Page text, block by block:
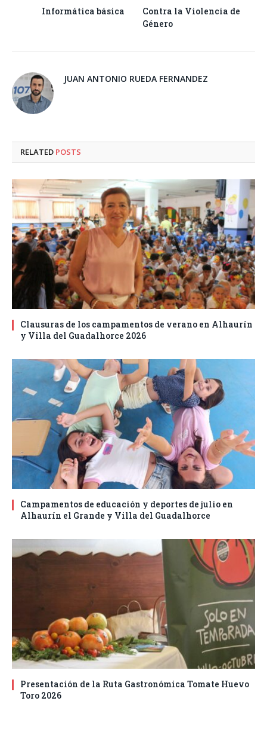
Informática básica
Contra la Violencia de
Género
JUAN ANTONIO RUEDA FERNANDEZ
RELATED POSTS
Clausuras de los campamentos de verano en Alhaurín
y Villa del Guadalhorce 2026
Campamentos de educación y deportes de julio en
Alhaurín el Grande y Villa del Guadalhorce
Presentación de la Ruta Gastronómica Tomate Huevo
Toro 2026